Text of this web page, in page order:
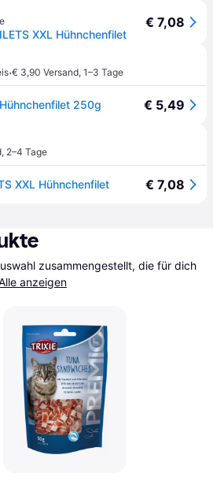
XXL Hühnchenfilet
€ 7,08
·€ 3,90 Versand, 1–3 Tage
250g € 5,49
, 2–4 Tage
XXL Hühnchenfilet € 7,08
zusammengestellt, die für dich
anzeigen